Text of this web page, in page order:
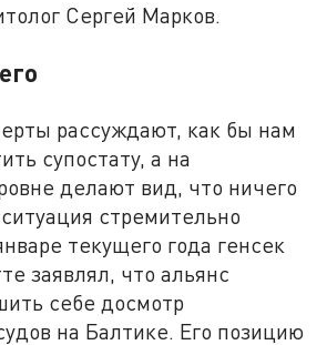
Сергей Марков.
рассуждают, как бы нам
супостату, а на
делают вид, что ничего
стремительно
текущего года генсек
заявлял, что альянс
себе досмотр
на Балтике. Его позицию